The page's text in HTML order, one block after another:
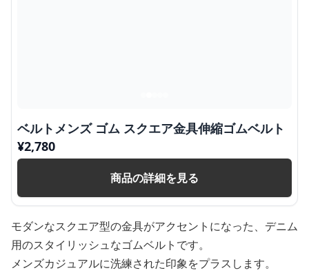
ベルトメンズ ゴム スクエア金具伸縮ゴムベルト
¥2,780
商品の詳細を見る
モダンなスクエア型の金具がアクセントになった、デニム
用のスタイリッシュなゴムベルトです。
メンズカジュアルに洗練された印象をプラスします。